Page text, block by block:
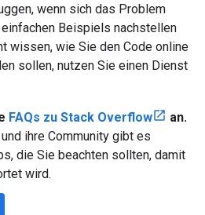
wenn sich das Problem
Beispiels nachstellen
wissen, wie Sie den Code online
sollen, nutzen Sie einen Dienst
FAQs zu Stack Overflow
an.
ihre Community gibt es
die Sie beachten sollten, damit
wird.